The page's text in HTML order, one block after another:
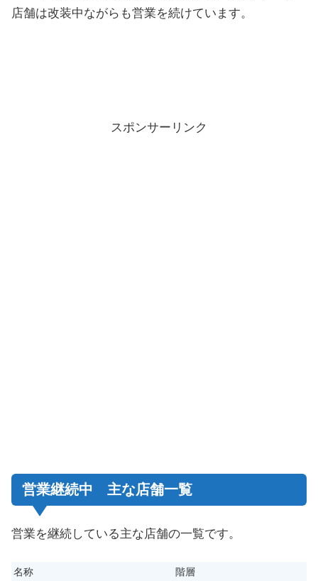
店舗は改装中ながらも営業を続けています。
スポンサーリンク
営業継続中 主な店舗一覧
営業を継続している主な店舗の一覧です。
名称 階層